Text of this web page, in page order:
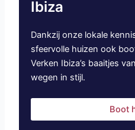
Ibiza
Dankzij onze lokale
sfeervolle huizen ook
Verken Ibiza’s baaitjes
wegen in stijl.
Boot